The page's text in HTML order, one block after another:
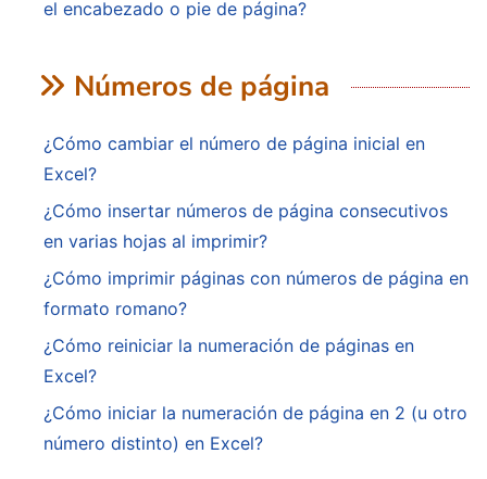
el encabezado o pie de página?
Números de página
¿Cómo cambiar el número de página inicial en
Excel?
¿Cómo insertar números de página consecutivos
en varias hojas al imprimir?
¿Cómo imprimir páginas con números de página en
formato romano?
¿Cómo reiniciar la numeración de páginas en
Excel?
¿Cómo iniciar la numeración de página en 2 (u otro
número distinto) en Excel?